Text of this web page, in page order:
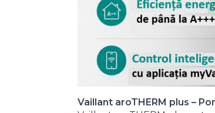
Vaillant aroTHERM plus –